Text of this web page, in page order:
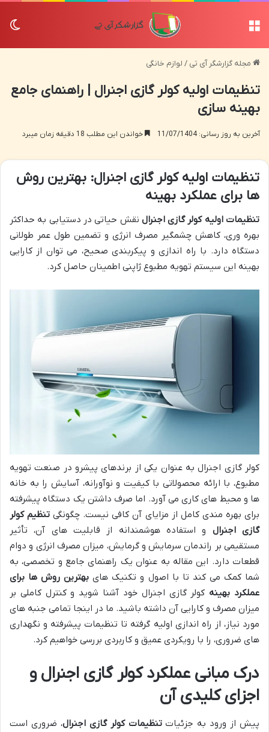
مجله گزارشگر آی تی / لوازم خانگی
تنظیمات اولیه کولر گازی اجنرال | راهنمای جامع
بهینه سازی
آخرین به روز رسانی: 11/07/1404 خواندن این مطلب 18 دقیقه زمان میبرد
تنظیمات اولیه کولر گازی اجنرال: بهترین روش
ها برای عملکرد بهینه
تنظیمات اولیه کولر گازی اجنرال نقش حیاتی در دستیابی به حداکثر
بهره وری، کاهش چشمگیر مصرف انرژی و تضمین طول عمر طولانی
دستگاه دارد. با راه اندازی و پیکربندی صحیح، می توان از کارایی
بهینه این سیستم تهویه مطبوع ژاپنی اطمینان حاصل کرد.
کولر گازی اجنرال به عنوان یکی از برندهای پیشرو در صنعت تهویه
مطبوع، با ارائه محصولاتی با کیفیت و نوآورانه، آسایش را به خانه
ها و محیط های کاری می آورد. اما صرف داشتن یک دستگاه پیشرفته
برای بهره مندی کامل از مزایای آن کافی نیست. چگونگی تنظیم کولر
گازی اجنرال و استفاده هوشمندانه از قابلیت های آن، تأثیر
مستقیمی بر راندمان سرمایش و گرمایش، میزان مصرف انرژی و دوام
قطعات دارد. این مقاله به عنوان یک راهنمای جامع و تخصصی، به
شما کمک می کند تا با اصول و تکنیک های بهترین روش ها برای
عملکرد بهینه کولر گازی اجنرال خود آشنا شوید و کنترل کاملی بر
میزان مصرف و کارایی آن داشته باشید. ما در اینجا تمامی جنبه های
مورد نیاز، از راه اندازی اولیه گرفته تا تنظیمات پیشرفته و نگهداری
های ضروری، را با رویکردی عمیق و کاربردی بررسی خواهیم کرد.
درک مبانی عملکرد کولر گازی اجنرال و
اجزای کلیدی آن
پیش از ورود به جزئیاتتنظیمات کولر گازی اجنرال، ضروری است